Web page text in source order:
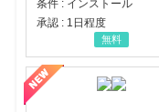
条件 : インストール
承認 : 1日程度
無料